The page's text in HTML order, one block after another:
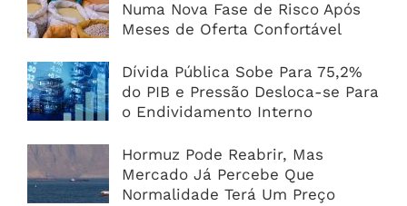
Numa Nova Fase de Risco Após
Meses de Oferta Confortável
Dívida Pública Sobe Para 75,2%
do PIB e Pressão Desloca-se Para
o Endividamento Interno
Hormuz Pode Reabrir, Mas
Mercado Já Percebe Que
Normalidade Terá Um Preço